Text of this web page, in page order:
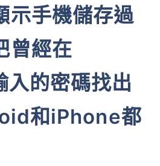
示手機儲存過
曾經在
的密碼找出
和iPhone都